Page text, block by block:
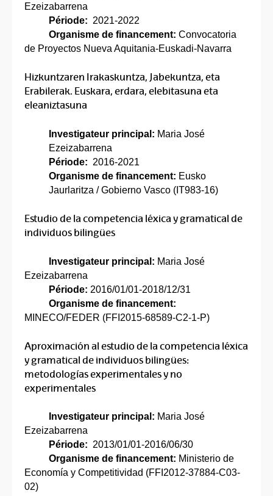
Ezeizabarrena
Période: 2021-2022
Organisme de financement: Convocatoria
de Proyectos Nueva Aquitania-Euskadi-Navarra
Hizkuntzaren Irakaskuntza, Jabekuntza, eta
Erabilerak. Euskara, erdara, elebitasuna eta
eleaniztasuna
Investigateur principal: Maria José
Ezeizabarrena
Période: 2016-2021
Organisme de financement: Eusko
Jaurlaritza / Gobierno Vasco (IT983-16)
Estudio de la competencia léxica y gramatical de
individuos bilingües
Investigateur principal: Maria José
Ezeizabarrena
Période: 2016/01/01-2018/12/31
Organisme de financement:
MINECO/FEDER (FFI2015-68589-C2-1-P)
Aproximación al estudio de la competencia léxica
y gramatical de individuos bilingües:
metodologías experimentales y no
experimentales
Investigateur principal: Maria José
Ezeizabarrena
Période: 2013/01/01-2016/06/30
Organisme de financement: Ministerio de
Economía y Competitividad (FFI2012-37884-C03-
02)